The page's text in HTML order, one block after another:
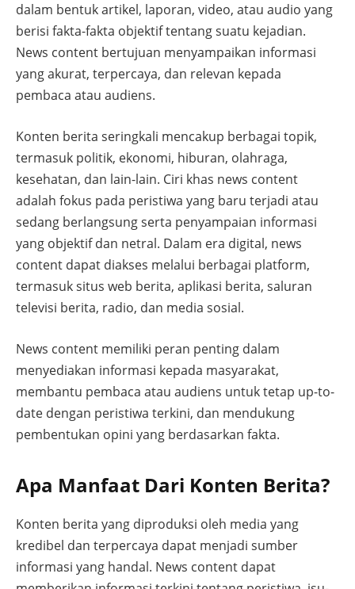
dalam bentuk artikel, laporan, video, atau audio yang
berisi fakta-fakta objektif tentang suatu kejadian.
News content bertujuan menyampaikan informasi
yang akurat, terpercaya, dan relevan kepada
pembaca atau audiens.
Konten berita seringkali mencakup berbagai topik,
termasuk politik, ekonomi, hiburan, olahraga,
kesehatan, dan lain-lain. Ciri khas news content
adalah fokus pada peristiwa yang baru terjadi atau
sedang berlangsung serta penyampaian informasi
yang objektif dan netral. Dalam era digital, news
content dapat diakses melalui berbagai platform,
termasuk situs web berita, aplikasi berita, saluran
televisi berita, radio, dan media sosial.
News content memiliki peran penting dalam
menyediakan informasi kepada masyarakat,
membantu pembaca atau audiens untuk tetap up-to-
date dengan peristiwa terkini, dan mendukung
pembentukan opini yang berdasarkan fakta.
Apa Manfaat Dari Konten Berita?
Konten berita yang diproduksi oleh media yang
kredibel dan terpercaya dapat menjadi sumber
informasi yang handal. News content dapat